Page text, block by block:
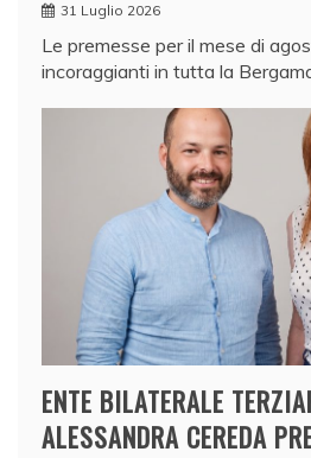
31 Luglio 2026
Le premesse per il mese di
incoraggianti in tutta la
ENTE BILATERALE
ALESSANDRA CEREDA